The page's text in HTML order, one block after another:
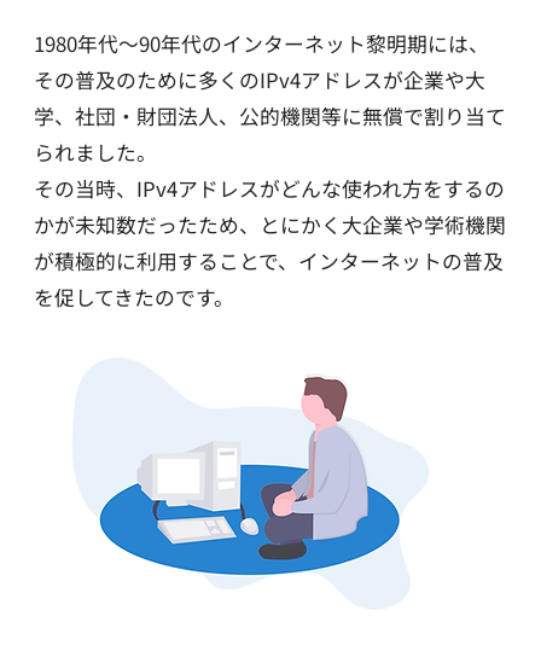
1980年代〜90年代のインターネット黎明期には、
その普及のために多くのIPv4アドレスが企業や大
学、社団・財団法人、公的機関等に無償で割り当て
られました。
その当時、IPv4アドレスがどんな使われ方をするの
かが未知数だったため、とにかく大企業や学術機関
が積極的に利用することで、インターネットの普及
を促してきたのです。